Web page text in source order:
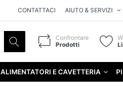
CONTATTACI AIUTO & SERVIZI
Confrontare
Prodotti
ALIMENTATORI E CAVETTERIA